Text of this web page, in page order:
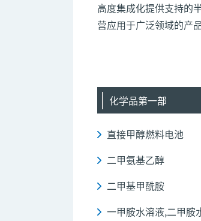
高度集成化提供支持的
营应用于广泛领域的产品
化学品第一部
直接甲醇燃料电池
二甲氨基乙醇
二甲基甲酰胺
一甲胺水溶液,二甲胺